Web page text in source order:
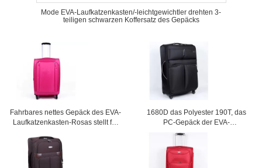
Mode EVA-Laufkatzenkasten/-leichtgewichtler drehten 3-
teiligen schwarzen Koffersatz des Gepäcks
Fahrbares nettes Gepäck des EVA-
Laufkatzenkasten-Rosas stellt für
ein
1680D das Polyester 190T, das
PC-Gepäck der EVA-
Laufkatzenrechtssache 3 zeichnet,
nach innen ein